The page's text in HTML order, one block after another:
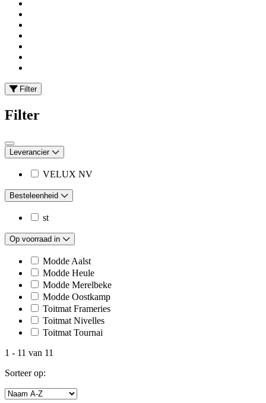
Filter
Filter
Leverancier
VELUX NV
Besteleenheid
st
Op voorraad in
Modde Aalst
Modde Heule
Modde Merelbeke
Modde Oostkamp
Toitmat Frameries
Toitmat Nivelles
Toitmat Tournai
1 - 11 van 11
Sorteer op: